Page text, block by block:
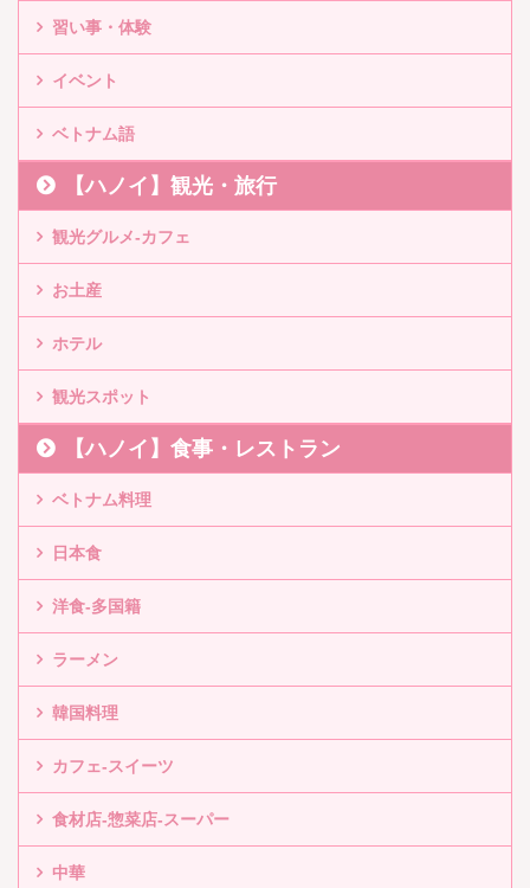
習い事・体験
イベント
ベトナム語
【ハノイ】観光・旅行
観光グルメ-カフェ
お土産
ホテル
観光スポット
【ハノイ】食事・レストラン
ベトナム料理
日本食
洋食-多国籍
ラーメン
韓国料理
カフェ-スイーツ
食材店-惣菜店-スーパー
中華